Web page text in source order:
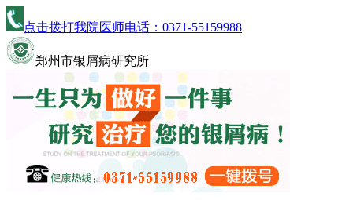
点击拨打我院医师电话： 0371-55159988
郑州市银屑病研究所